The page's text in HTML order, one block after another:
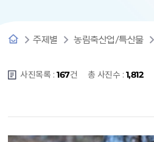
주제별 농림축산업/특산물
사진목록 :167건 총 사진수 : 1,812